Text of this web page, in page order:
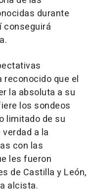
durante
conseguirá
reconocido que el
la absoluta a su
los sondeos
limitado de su
a la
con las
les fueron
de Castilla y León,
alcista.